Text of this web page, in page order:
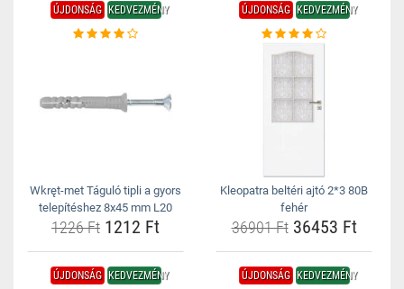
ÚJDONSÁG KEDVEZMÉNY
Wkręt-met Táguló tipli a gyors
telepítéshez 8x45 mm L20
1226 Ft 1212 Ft
ÚJDONSÁG KEDVEZMÉNY
Kleopatra beltéri ajtó 2*3 80B
fehér
36901 Ft36453 Ft
ÚJDONSÁG KEDVEZMÉNY ÚJDONSÁG KEDVEZMÉNY